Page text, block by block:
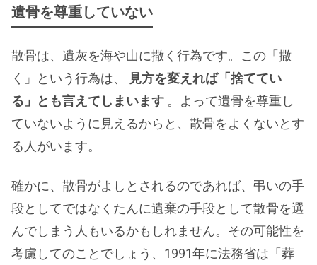
遺骨を尊重していない
散骨は、遺灰を海や山に撒く行為です。この「撒
く」という行為は、
見方を変えれば「捨ててい
る」とも言えてしまいます 。よって遺骨を尊重し
ていないように見えるからと、散骨をよくないとす
る人がいます。
確かに、散骨がよしとされるのであれば、弔いの手
段としてではなくたんに遺棄の手段として散骨を選
んでしまう人もいるかもしれません。その可能性を
考慮してのことでしょう、1991年に法務省は「葬